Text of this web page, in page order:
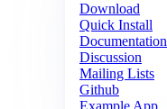
Download
Quick Install
Documentation
Discussion
Mailing Lists
Github